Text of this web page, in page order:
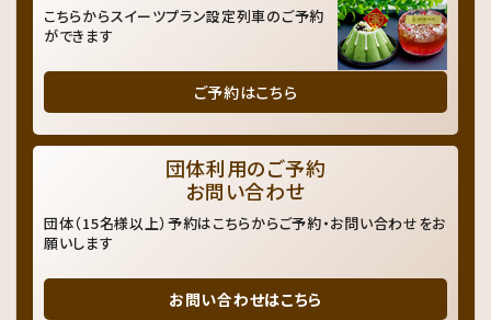
こちらからスイーツプラン設定列車のご予約
ができます
ご予約はこちら
団体利用のご予約
お問い合わせ
団体（15名様以上）予約はこちらからご予約・お問い合わせをお
願いします
お問い合わせはこちら